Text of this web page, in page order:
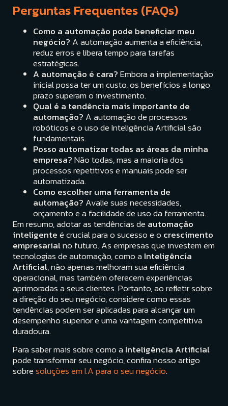
Perguntas Frequentes (FAQs)
Como a automação pode beneficiar meu
negócio? A automação aumenta a eficiência,
reduz erros e libera tempo para tarefas
estratégicas.
A automação é cara?Embora a implementação
inicial possa ter um custo, os benefícios a longo
prazo superam o investimento.
Qual é a tendência mais importante de
automação? A automação de processos
robóticos e o uso de Inteligência Artificial são
fundamentais.
Posso automatizar todas as áreas da minha
empresa?Não todas, mas a maioria dos
processos repetitivos e manuais pode ser
automatizada.
Como escolher uma ferramenta de
automação? Avalie suas necessidades,
orçamento e a facilidade de uso da ferramenta.
Em resumo, adotar as tendências de automação
inteligenteé crucial para o sucesso e o crescimento
empresarialno futuro. As empresas que investem em
tecnologias de automação, como a Inteligência
Artificial, não apenas melhoram sua eficiência
operacional, mas também oferecem experiências
aprimoradas a seus clientes. Portanto, ao refletir sobre
a direção do seu negócio, considere como essas
tendências podem ser aplicadas para alcançar um
desempenho superior e uma vantagem competitiva
duradoura.
Para saber mais sobre como a Inteligência Artificial
pode transformar seu negócio, confira nosso artigo
sobresoluções em I.A para o seu negócio.